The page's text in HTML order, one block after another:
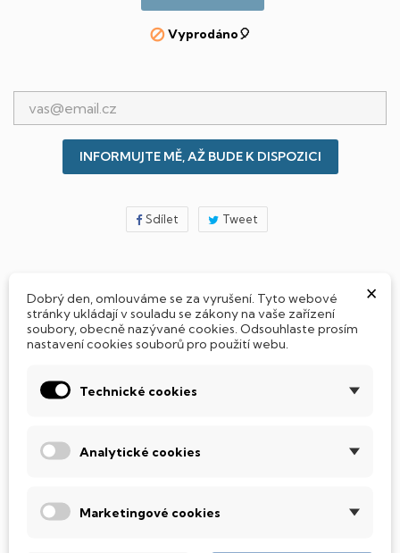
Vyprodáno🎈
INFORMUJTE MĚ, AŽ BUDE K DISPOZICI
Sdílet Tweet
Jak si vybrat notebook nebo počítač?
Připraveno - zapnete a okamžitě pracujte
Přidat Microsoft Office Plus ➡️ 499,-
SSD Disk
×
Dobrý den, omlouváme se za vyrušení. Tyto webové
stránky ukládají v souladu se zákony na vaše zařízení
soubory, obecně nazývané cookies. Odsouhlaste prosím
nastavení cookies souborů pro použití webu.
Technické cookies
Analytické cookies
Marketingové cookies